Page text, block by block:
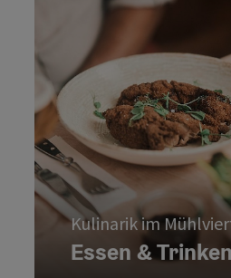
Kulinarik im
Essen & Trinken
schmeckt man, wo man
Zwischen sanften
naturbelassenen
Wirtshäuser,
Küchenchefs zum
bodenständig oder
mit dem, was die
bietet.
Essen &